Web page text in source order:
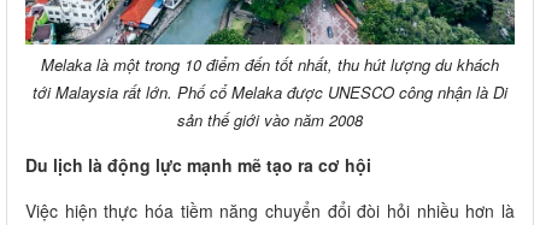
Melaka là một trong 10 điểm đến tốt nhất, thu hút lượng du khách
tới Malaysia rất lớn. Phố cổ Melaka được UNESCO công nhận là Di
sản thế giới vào năm 2008
Du lịch là động lực mạnh mẽ tạo ra cơ hội
Việc hiện thực hóa tiềm năng chuyển đổi đòi hỏi nhiều hơn là